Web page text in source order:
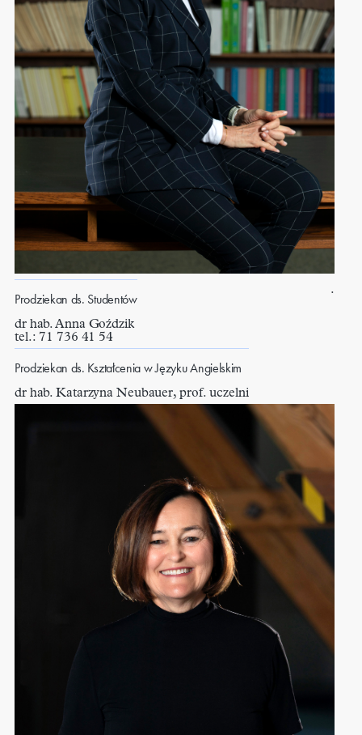
Prodziekan ds. Studentów
dr hab. Anna Goździk
tel.: 71 736 41 54
.
Prodziekan ds. Kształcenia w Języku Angielskim
dr hab. Katarzyna Neubauer, prof. uczelni